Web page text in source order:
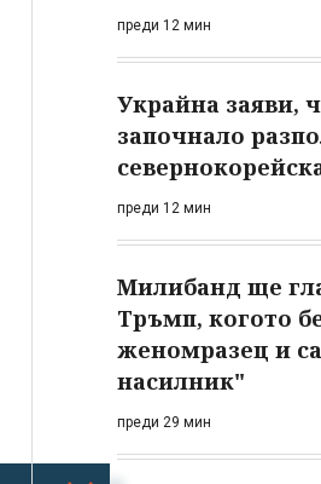
преди 12 мин
Украйна заяви,
започнало
преди 12 мин
Милибанд ще
Тръмп, когото
женомразец и
насилник"
преди 29 мин